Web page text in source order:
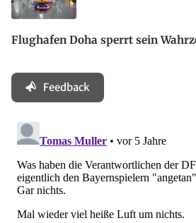
Flughafen Doha sperrt sein
Feedback